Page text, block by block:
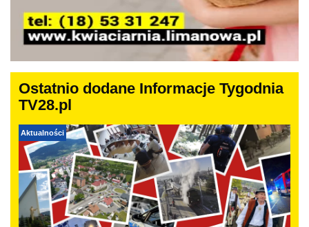
Ostatnio dodane Informacje Tygodnia
TV28.pl
Aktualności